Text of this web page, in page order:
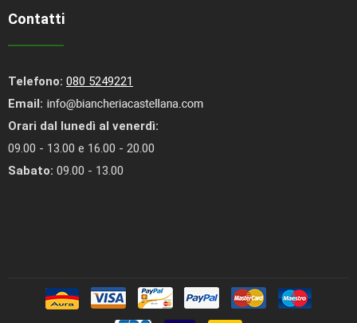
Contatti
Telefono: 080 5249221
Email:
Orari dal lunedì al venerdì:
09.00 - 13.00 e 16.00 - 20.00
Sabato: 09.00 - 13.00